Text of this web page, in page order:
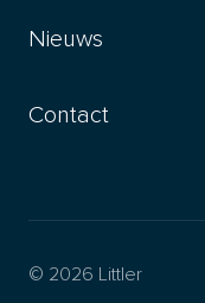
Nieuws
Contact
© 2026 Littler